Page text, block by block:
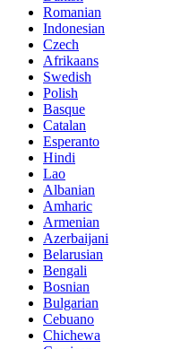
Romanian
Indonesian
Czech
Afrikaans
Swedish
Polish
Basque
Catalan
Esperanto
Hindi
Lao
Albanian
Amharic
Armenian
Azerbaijani
Belarusian
Bengali
Bosnian
Bulgarian
Cebuano
Chichewa